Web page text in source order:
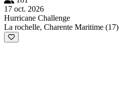
17 oct. 2026
Hurricane Challenge
La rochelle, Charente Maritime (17)